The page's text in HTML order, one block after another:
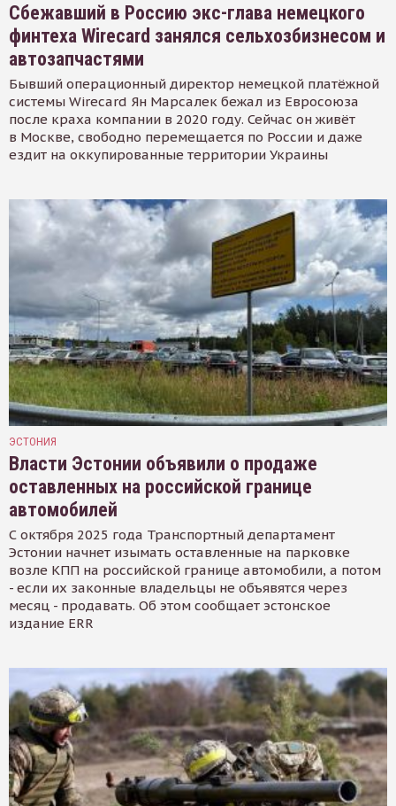
Сбежавший в Россию экс-глава немецкого
финтеха Wirecard занялся сельхозбизнесом и
автозапчастями
Бывший операционный директор немецкой платёжной
системы Wirecard Ян Марсалек бежал из Евросоюза
после краха компании в 2020 году. Сейчас он живёт
в Москве, свободно перемещается по России и даже
ездит на оккупированные территории Украины
ЭСТОНИЯ
Власти Эстонии объявили о продаже
оставленных на российской границе
автомобилей
С октября 2025 года Транспортный департамент
Эстонии начнет изымать оставленные на парковке
возле КПП на российской границе автомобили, а потом
- если их законные владельцы не объявятся через
месяц - продавать. Об этом сообщает эстонское
издание ERR